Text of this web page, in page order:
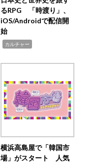
るRPG 「時渡り」、
iOS/Androidで配信開
始
カルチャー
横浜高島屋で「韓国市
場」がスタート 人気